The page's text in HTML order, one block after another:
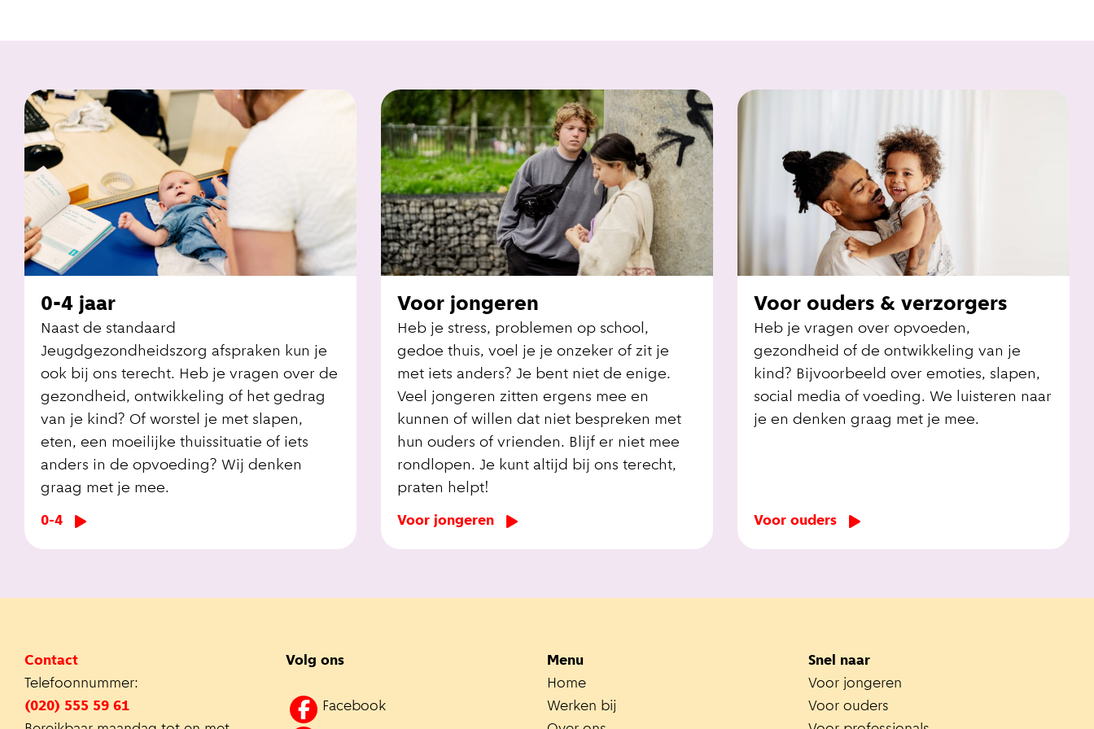
0-4 jaar
Naast de standaard
Jeugdgezondheidszorg afspraken kun je
ook bij ons terecht. Heb je vragen over de
gezondheid, ontwikkeling of het gedrag
van je kind? Of worstel je met slapen,
eten, een moeilijke thuissituatie of iets
anders in de opvoeding? Wij denken
graag met je mee.
0-4
Voor jongeren
Heb je stress, problemen op school,
gedoe thuis, voel je je onzeker of zit je
met iets anders? Je bent niet de enige.
Veel jongeren zitten ergens mee en
kunnen of willen dat niet bespreken met
hun ouders of vrienden. Blijf er niet mee
rondlopen. Je kunt altijd bij ons terecht,
praten helpt!
Voor jongeren
Voor ouders & verzorgers
Heb je vragen over opvoeden,
gezondheid of de ontwikkeling van je
kind? Bijvoorbeeld over emoties, slapen,
social media of voeding. We luisteren naar
je en denken graag met je mee.
Voor ouders
Contact
Telefoonnummer:
(020) 555 59 61
Volg ons
Facebook
Menu
Home
Werken bij
Snel naar
Voor jongeren
Voor ouders